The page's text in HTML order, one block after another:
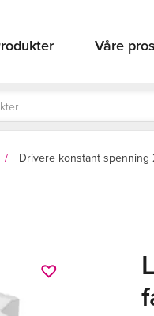
Våre
Drivere konstant spenning